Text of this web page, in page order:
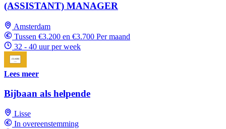
(ASSISTANT) MANAGER
Amsterdam
Tussen €3.200 en €3.700 Per maand
32 - 40 uur per week
Lees meer
Bijbaan als helpende
Lisse
In overeenstemming